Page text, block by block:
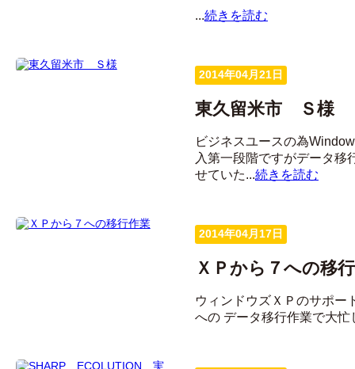
...続きを読む
2014年04月21日
東久留米市 Ｓ様
ビジネスユースの為
入第一段階ですがデータ移
せていた...続きを読む
2014年04月17日
ＸＰから７への移
ウィンドウズＸＰのサポー
への データ移行作業で大忙